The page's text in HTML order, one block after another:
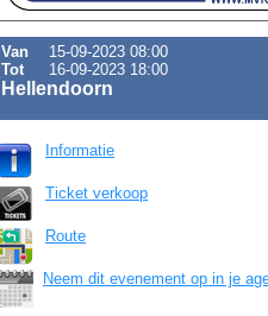
Van
15-09-2023 08:00
Tot
16-09-2023 18:00
Hellendoorn
Informatie
Ticket verkoop
Route
Neem dit evenement op in je